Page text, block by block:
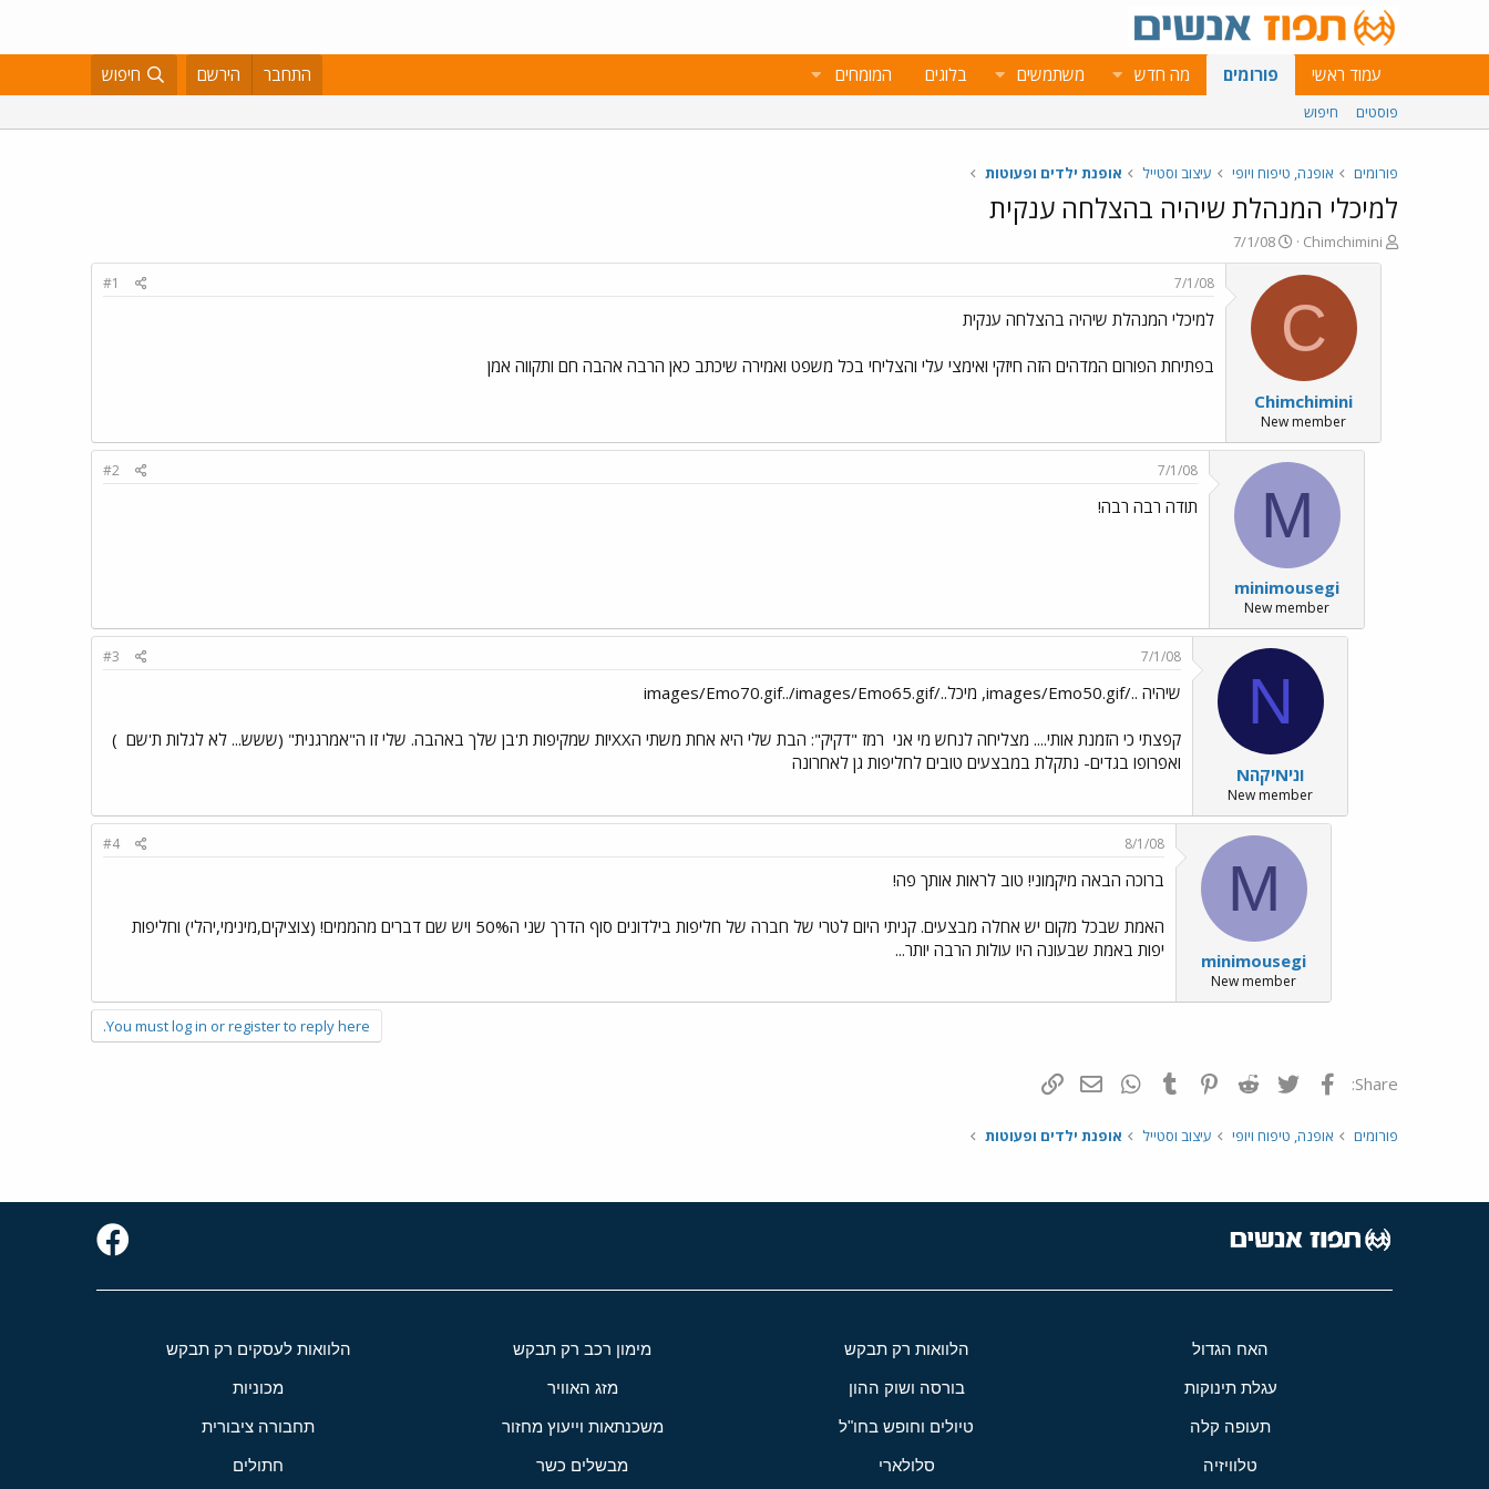
עמוד ראשי פורומים מה חדש משתמשים בלוגים המומחים התחבר הירשם חיפוש
פוסטים חיפוש
פורומים אופנה, טיפוח ויופי עיצוב וסטייל אופנת ילדים ופעוטות
למיכלי המנהלת שיהיה בהצלחה ענקית
פ
ו
Chimchimini
פ
ו
ר
א
ר
י
ך
7/1/08
C
Chimchimini
New member
7/1/08
#1
למיכלי המנהלת שיהיה בהצלחה ענקית
בפתיחת הפורום המדהים הזה חיזקי ואימצי עלי והצליחי בכל משפט ואמירה שיכתב כאן הרבה אהבה חם ותקווה אמן
M
minimousegi
New member
7/1/08
#2
תודה רבה רבה!
N
NיקהNוני
New member
7/1/08
#3
שיהיה ../images/Emo50.gif, מיכל../images/Emo70.gif../images/Emo65.gif
קפצתי כי הזמנת אותי.... מצליחה לנחש מי אני רמז "דקיק": הבת שלי היא אחת משתי הXXיוֹת שמקיפות ת'בן שלך באהבה. שלי זו ה"אמרגנית" (ששש... לא לגלות ת'שם
)
ואפרופו בגדים- נתקלת במבצעים טובים לחליפות גן לאחרונה
M
minimousegi
New member
8/1/08
#4
ברוכה הבאה מיקמוני! טוב לראות אותך פה!
האמת שבכל מקום יש אחלה מבצעים. קניתי היום לטרי של חברה של חליפות בילדונים סוף הדרך שני ה50% ויש שם דברים מהממים! (צוציקים,מינימי,יהלי) וחליפות
יפות באמת שבעונה היו עולות הרבה יותר...
You must log in or register to reply here.
Share: פייסבוק Twitter
Reddit
Pinterest
Tumblr
WhatsAppדואר אלקטרוני
פורומים אופנה, טיפוח ויופי עיצוב וסטייל אופנת ילדים ופעוטות
האח הגדול הלוואות רק תבקש מימון רכב רק תבקש הלוואות לעסקים רק תבקש
עגלת תינוקות בורסה ושוק ההון מזג האוויר מכוניות
תעופה קלה טיולים וחופש בחו"ל משכנתאות וייעוץ מחזור תחבורה ציבורית
טלוויזיה סלולארי מבשלים כשר חתולים